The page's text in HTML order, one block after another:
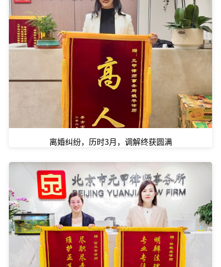
离婚纠纷，历时3月，调解终获圆满